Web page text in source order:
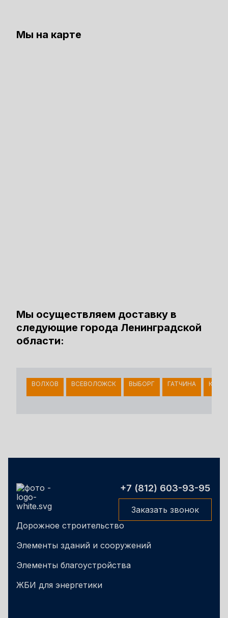
Мы на карте
Мы осуществляем доставку в
следующие города Ленинградской
области:
ВОЛХОВ ВСЕВОЛОЖСК ВЫБОРГ ГАТЧИНА
+7 (812) 603-93-95
Заказать звонок
Дорожное строительство
Элементы зданий и сооружений
Элементы благоустройства
ЖБИ для энергетики